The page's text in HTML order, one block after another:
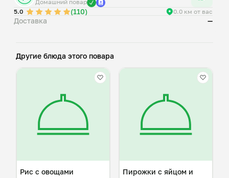
Домашний повар
5.0
(110) 0.0 км от вас
Доставка —
Другие блюда этого повара
Рис с овощами
Пирожки с яйцом и